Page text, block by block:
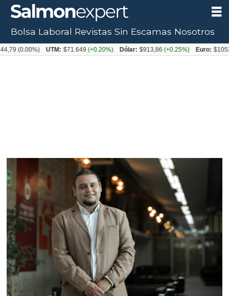
Bolsa Laboral Revistas Sin Escamas Nosotros
UTM: $71.649(+0.20%) Dólar: $913,86(+0.25%) Euro: $1053,08(-